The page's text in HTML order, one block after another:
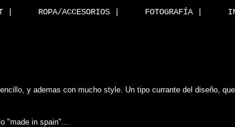
| ROPA/ACCESORIOS | FOTOGRAFÍA |
y ademas con mucho style. Un tipo currante del diseño,
"made in spain"...